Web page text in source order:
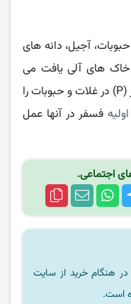
آجیل، دانه هاى
خاک هاى آلی یافت می
شود. فیتیک اسید تا ۸۵% از کل فسفر (P) در غلات و حبوبات را
فسفر در آنها عمل
اجتماعی.
در شرایط فعلی، استفاده از V.P.N در هنگام خرید از سایت
است.